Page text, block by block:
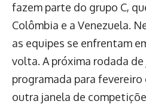
fazem parte do grupo C,
Colômbia e a Venezuela.
as equipes se enfrentam
volta. A próxima rodada
programada para fevereiro
outra janela de